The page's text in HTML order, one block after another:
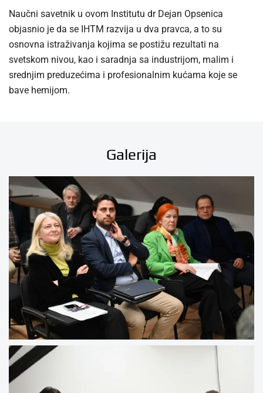
Naučni savetnik u ovom Institutu dr Dejan Opsenica
objasnio je da se IHTM razvija u dva pravca, a to su
osnovna istraživanja kojima se postižu rezultati na
svetskom nivou, kao i saradnja sa industrijom, malim i
srednjim preduzećima i profesionalnim kućama koje se
bave hemijom.
Galerija